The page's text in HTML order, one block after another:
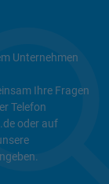
Unternehmen
Ihre Fragen
Telefon
oder auf